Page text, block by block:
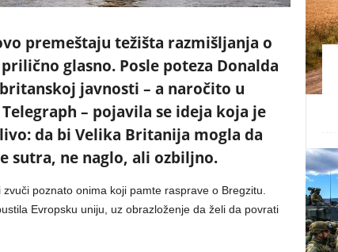
premeštaju težišta razmišljanja o
glasno. Posle poteza Donalda
javnosti – a naročito u
– pojavila se ideja koja je
da bi Velika Britanija mogla da
sutra, ne naglo, ali ozbiljno.
poznato onima koji pamte rasprave o Bregzitu.
Evropsku uniju, uz obrazloženje da želi da povrati